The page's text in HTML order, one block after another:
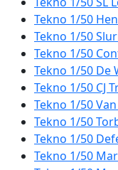
Tekno 1/50
Tekno 1/50
Tekno 1/50
Tekno 1/50 De
Tekno 1/50 CJ
Tekno 1/50
Tekno 1/50
Tekno 1/50
Tekno 1/50